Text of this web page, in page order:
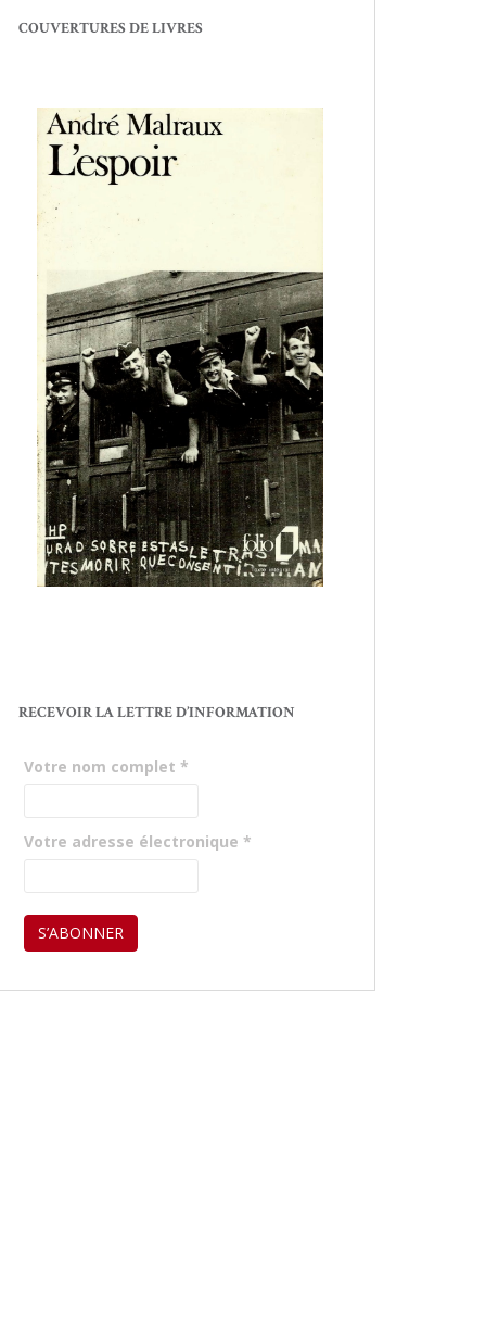
COUVERTURES DE LIVRES
RECEVOIR LA LETTRE D’INFORMATION
Votre nom complet *
Votre adresse électronique *